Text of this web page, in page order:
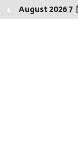
7 August 2026